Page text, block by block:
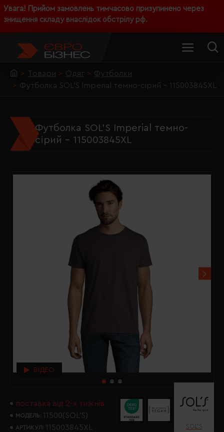
Увага! Прийом замовлень тимчасово призупинено через
знищення складу внаслідок обстрілу рф.
Товари Одяг
Футболки
Футболка SOL'S Imperial темно-сірий - 115003845XL
Футболка SOL'S Imperial темно-
сірий - 115003845XL
ВІДЕО
поставка від 2-х тижнів
МОДЕЛЬ: 11500(SOL’S)
АРТИКУЛ: 115003845XL SOL’S